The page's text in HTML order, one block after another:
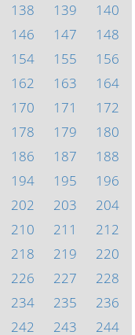
138 139
140
146 147
148
154 155
156
162 163
164
170 171
172
178 179
180
186 187
188
194 195
196
202 203
204
210 211
212
218 219
220
226 227
228
234 235
236
242 243
244